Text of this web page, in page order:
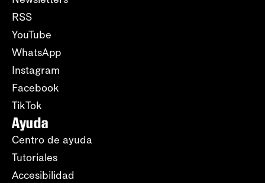
RSS
YouTube
WhatsApp
Instagram
Facebook
TikTok
Ayuda
Centro de ayuda
Tutoriales
Accesibilidad